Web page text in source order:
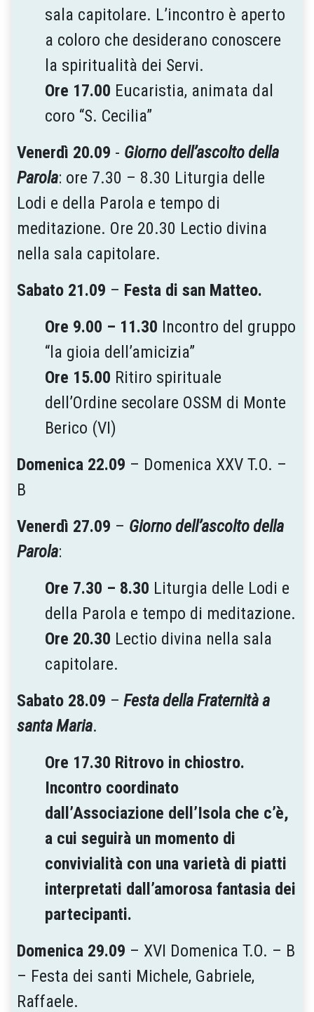
sala capitolare. L’incontro è aperto
a coloro che desiderano conoscere
la spiritualità dei Servi.
Ore 17.00 Eucaristia, animata dal
coro “S. Cecilia”
Venerdì 20.09 - Giorno dell’ascolto della
Parola: ore 7.30 – 8.30 Liturgia delle
Lodi e della Parola e tempo di
meditazione. Ore 20.30 Lectio divina
nella sala capitolare.
Sabato 21.09 – Festa di san Matteo.
Ore 9.00 – 11.30 Incontro del gruppo
“la gioia dell’amicizia”
Ore 15.00 Ritiro spirituale
dell’Ordine secolare OSSM di Monte
Berico (VI)
Domenica 22.09 – Domenica XXV T.O. –
B
Venerdì 27.09 – Giorno dell’ascolto della
Parola:
Ore 7.30 – 8.30 Liturgia delle Lodi e
della Parola e tempo di meditazione.
Ore 20.30 Lectio divina nella sala
capitolare.
Sabato 28.09 – Festa della Fraternità a
santa Maria.
Ore 17.30 Ritrovo in chiostro.
Incontro coordinato
dall’Associazione dell’Isola che c’è,
a cui seguirà un momento di
convivialità con una varietà di piatti
interpretati dall’amorosa fantasia dei
partecipanti.
Domenica 29.09 – XVI Domenica T.O. – B
– Festa dei santi Michele, Gabriele,
Raffaele.